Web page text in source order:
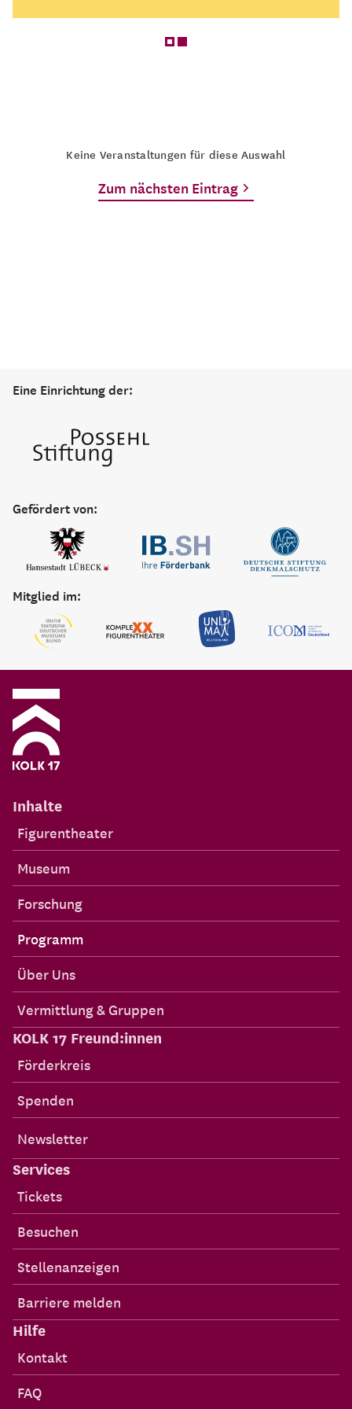
Keine Veranstaltungen für diese Auswahl
Zum nächsten Eintrag
Eine Einrichtung der:
Gefördert von:
Mitglied im:
Inhalte
Figurentheater
Museum
Forschung
Programm
Über Uns
Vermittlung & Gruppen
KOLK 17 Freund:innen
Förderkreis
Spenden
Newsletter
Services
Tickets
Besuchen
Stellenanzeigen
Barriere melden
Hilfe
Kontakt
FAQ